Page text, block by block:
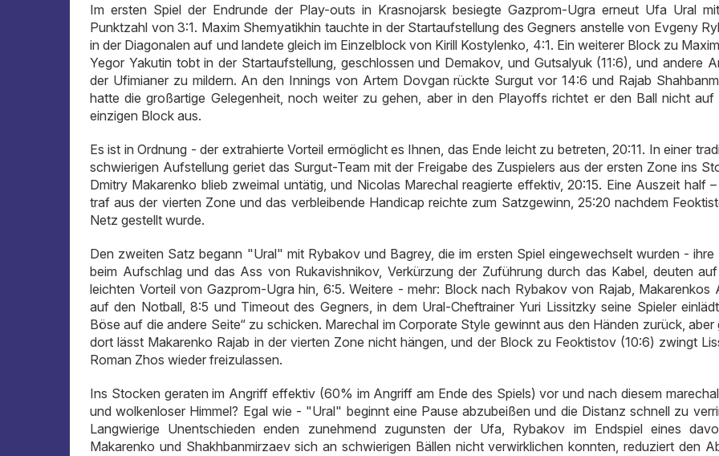
Im ersten Spiel der Endrunde der Play-outs in Krasnojarsk besiegte Gazprom-Ugra erneut Ufa Ural
Punktzahl von 3:1. Maxim Shemyatikhin tauchte in der Startaufstellung des Gegners anstelle von Evgeny
in der Diagonalen auf und landete gleich im Einzelblock von Kirill Kostylenko, 4:1. Ein weiterer Block zu
Yegor Yakutin tobt in der Startaufstellung, geschlossen und Demakov, und Gutsalyuk (11:6), und andere
der Ufimianer zu mildern. An den Innings von Artem Dovgan rückte Surgut vor 14:6 und Rajab
hatte die großartige Gelegenheit, noch weiter zu gehen, aber in den Playoffs richtet er den Ball nicht auf
einzigen Block aus.
Es ist in Ordnung - der extrahierte Vorteil ermöglicht es Ihnen, das Ende leicht zu betreten, 20:11. In einer
schwierigen Aufstellung geriet das Surgut-Team mit der Freigabe des Zuspielers aus der ersten Zone ins
Dmitry Makarenko blieb zweimal untätig, und Nicolas Marechal reagierte effektiv, 20:15. Eine Auszeit half –
traf aus der vierten Zone und das verbleibende Handicap reichte zum Satzgewinn, 25:20 nachdem
Netz gestellt wurde.
Den zweiten Satz begann "Ural" mit Rybakov und Bagrey, die im ersten Spiel eingewechselt wurden - ihre
beim Aufschlag und das Ass von Rukavishnikov, Verkürzung der Zuführung durch das Kabel, deuten
leichten Vorteil von Gazprom-Ugra hin, 6:5. Weitere - mehr: Block nach Rybakov von Rajab, Makarenkos
auf den Notball, 8:5 und Timeout des Gegners, in dem Ural-Cheftrainer Yuri Lissitzky seine Spieler
Böse auf die andere Seite“ zu schicken. Marechal im Corporate Style gewinnt aus den Händen zurück, aber
dort lässt Makarenko Rajab in der vierten Zone nicht hängen, und der Block zu Feoktistov (10:6) zwingt
Roman Zhos wieder freizulassen.
Ins Stocken geraten im Angriff effektiv (60% im Angriff am Ende des Spiels) vor und nach diesem
und wolkenloser Himmel? Egal wie - "Ural" beginnt eine Pause abzubeißen und die Distanz schnell zu
Langwierige Unentschieden enden zunehmend zugunsten der Ufa, Rybakov im Endspiel eines
Makarenko und Shakhbanmirzaev sich an schwierigen Bällen nicht verwirklichen konnten, reduziert den